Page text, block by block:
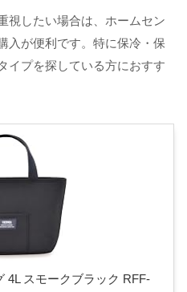
視したい場合は、ホームセン
入が便利です。特に保冷・保
イプを探している方におすす
4L スモークブラック RFF-